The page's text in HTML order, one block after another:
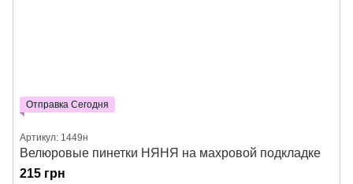
Отправка Сегодня
Артикул: 1449н
Велюровые пинетки НЯНЯ на махровой подкладке
215 грн